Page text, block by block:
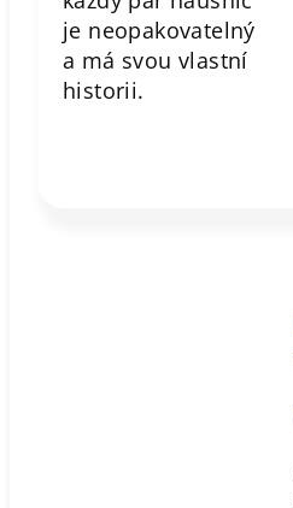
je neopakovatelný
a má svou vlastní
historii.